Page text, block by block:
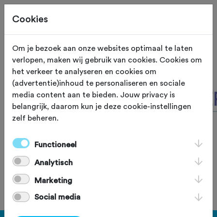
Site staat in teststand
XS
Cookies
Om je bezoek aan onze websites optimaal te laten
verlopen, maken wij gebruik van cookies. Cookies om
het verkeer te analyseren en cookies om
(advertentie)inhoud te personaliseren en sociale
media content aan te bieden. Jouw privacy is
belangrijk, daarom kun je deze cookie-instellingen
zelf beheren.
Functioneel
Analytisch
Marketing
Social media